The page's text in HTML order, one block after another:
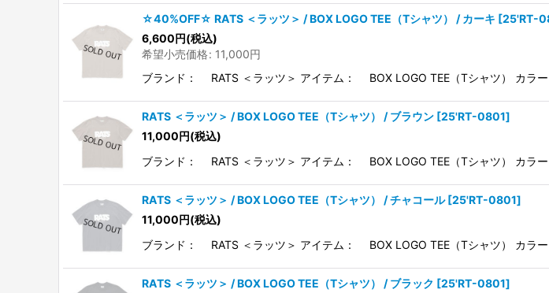
☆40%OFF☆ RATS ＜ラッツ＞ / BOX LOGO TEE（Tシャツ） / カーキ [25'RT-
6,600円(税込)
希望小売価格: 11,000円
ブランド： RATS ＜ラッツ＞ アイテム： BOX LOGO TEE（Tシャツ） カラ
RATS ＜ラッツ＞ / BOX LOGO TEE（Tシャツ） / ブラウン [25'RT-0801]
11,000円(税込)
ブランド： RATS ＜ラッツ＞ アイテム： BOX LOGO TEE（Tシャツ） カラ
RATS ＜ラッツ＞ / BOX LOGO TEE（Tシャツ） / チャコール [25'RT-0801]
11,000円(税込)
ブランド： RATS ＜ラッツ＞ アイテム： BOX LOGO TEE（Tシャツ） カラ
RATS ＜ラッツ＞ / BOX LOGO TEE（Tシャツ） / ブラック [25'RT-0801]